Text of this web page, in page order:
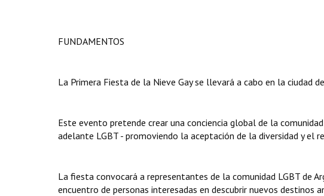
FUNDAMENTOS
La Primera Fiesta de la Nieve Gay se llevará a cabo en la ciudad
Este evento pretende crear una conciencia global de la
adelante LGBT - promoviendo la aceptación de la diversidad y el
La fiesta convocará a representantes de la comunidad LGBT de
encuentro de personas interesadas en descubrir nuevos destinos